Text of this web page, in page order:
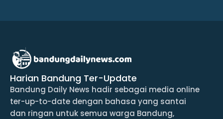
Harian Bandung Ter-Update
Bandung Daily News hadir sebagai media online
ter-up-to-date dengan bahasa yang santai
dan ringan untuk semua warga Bandung,